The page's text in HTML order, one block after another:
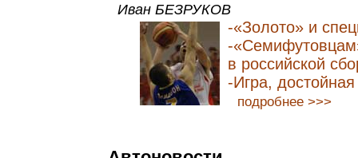
Иван БЕЗРУКОВ
-«Золото» и
-
в российской
-Игра,
подробнее >>>